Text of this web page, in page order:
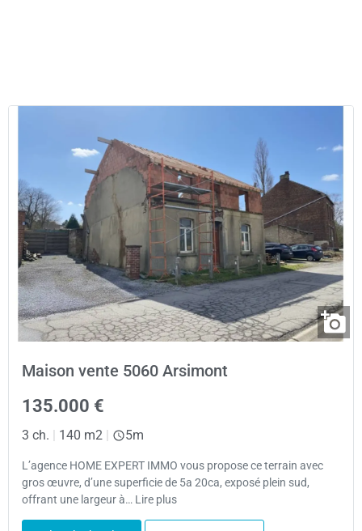
Maison vente 5060 Arsimont
135.000 €
3 ch. 140 m2 5m
L’agence HOME EXPERT IMMO vous propose ce terrain avec
gros œuvre, d’une superficie de 5a 20ca, exposé plein sud,
offrant une largeur à… Lire plus